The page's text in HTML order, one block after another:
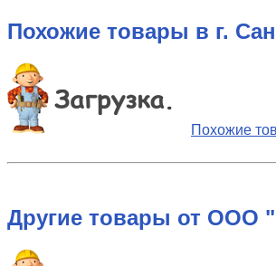
Похожие товары в г.
Похожие
Другие товары от ООО